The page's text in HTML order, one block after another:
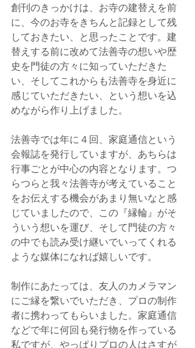
創刊のきっかけは、お寺の建替えを前
に、今のお寺をきちんと記録として残
しておきたい、と思ったことです。建
替えする前に改めて法善寺の想いや歴
史を門徒の方々に知っていただきた
い、そしてこれからも法善寺を身近に
感じていただきたい、という想いを込
めながら作り上げました。
法善寺では年に４回、家庭通信という
会報誌を発行していますが、あちらは
行事ごとが中心の内容となります。つ
らつらと我々法善寺が考えていること
をお伝えする機会があまり無いなと感
じていましたので、この『縁輪』がそ
ういう想いを運び、そして門徒の方々
の中でも読み受け継いでいってくれる
ような媒体になれば嬉しいです。
制作にあたっては、友人のカメラマン
にご縁を繋いでいただき、プロの制作
者に携わってもらいました。家庭通信
などで年に何回も発行物を作っている
私ですが、やっぱりプロの人はさすが